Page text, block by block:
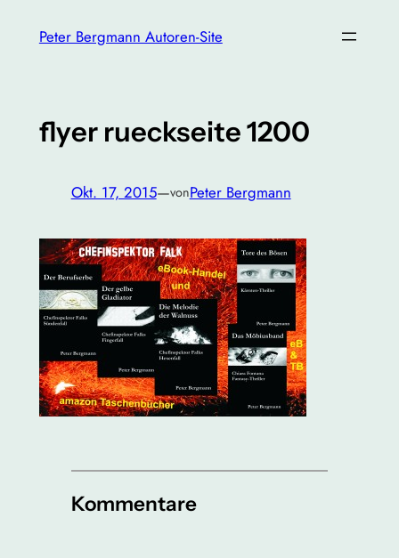
InhaltPeter Bergmann Autoren-Site
flyer rueckseite 1200
Okt. 17, 2015—vonPeter Bergmann
Kommentare